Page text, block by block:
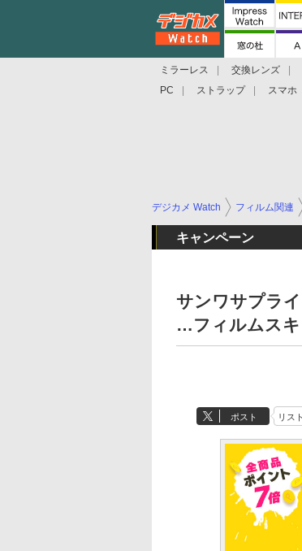
ミラーレス 交換レンズ
PC
ストラップ スマホ
デジカメ Watch フィルム関連
キャンペーン
サンワサプラ
…フィルムスキ
ポスト リスト